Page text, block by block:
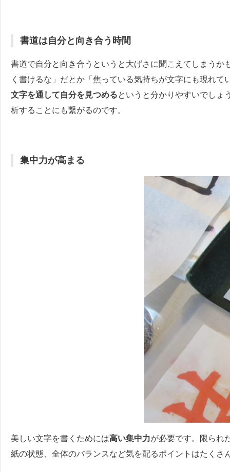
書道は自分と向き合う時間
書道で自分と向き合うというと大げさに聞こえてしまう
く書けるな」だとか「焦っている気持ちが文字にも現れ
文字を通して自分を見つめるというと分かりやすいでしょ
析することにも繋がるのです。
集中力が高まる
美しい文字を書くためには高い集中力が必要です。限られ
紙の状態、全体のバランスなど気を配るポイントはたく